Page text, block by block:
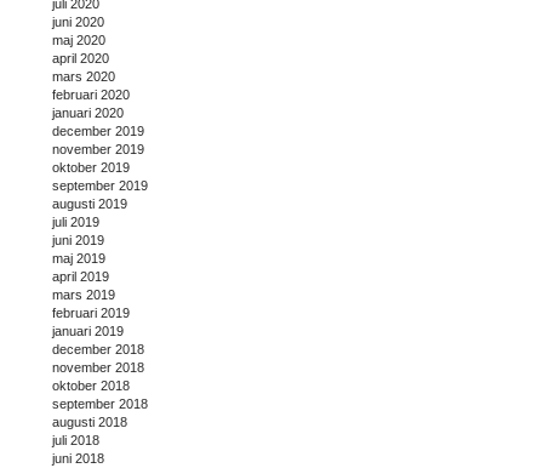
juli 2020
juni 2020
maj 2020
april 2020
mars 2020
februari 2020
januari 2020
december 2019
november 2019
oktober 2019
september 2019
augusti 2019
juli 2019
juni 2019
maj 2019
april 2019
mars 2019
februari 2019
januari 2019
december 2018
november 2018
oktober 2018
september 2018
augusti 2018
juli 2018
juni 2018